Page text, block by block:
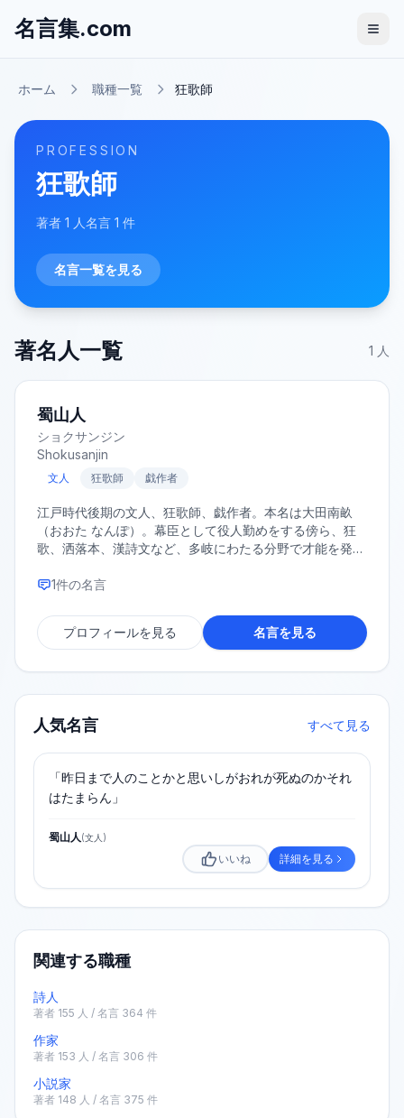
名言集.com
ホーム 職種一覧 狂歌師
PROFESSION
狂歌師
著者 1 人名言 1 件
名言一覧を見る
著名人一覧 1 人
蜀山人
ショクサンジン
Shokusanjin
文人 狂歌師 戯作者
江戸時代後期の文人、狂歌師、戯作者。本名は大田南畝
（おおた なんぽ）。幕臣として役人勤めをする傍ら、狂
歌、洒落本、漢詩文など、多岐にわたる分野で才能を発揮
く知られている。
1件の名言
プロフィールを見る 名言を見る
人気名言 すべて見る
「昨日まで人のことかと思いしがおれが死ぬのかそれ
はたまらん」
蜀山人(文人 )
いいね 詳細を見る
関連する職種
詩人
著者 155 人 / 名言 364 件
作家
著者 153 人 / 名言 306 件
小説家
著者 148 人 / 名言 375 件